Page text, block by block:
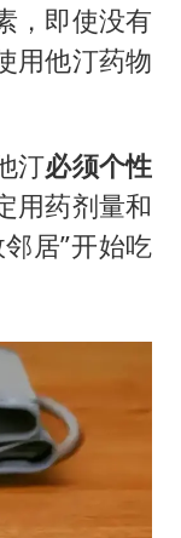
，即使没有
用他汀药物
汀必须个性
用药剂量和
居”开始吃